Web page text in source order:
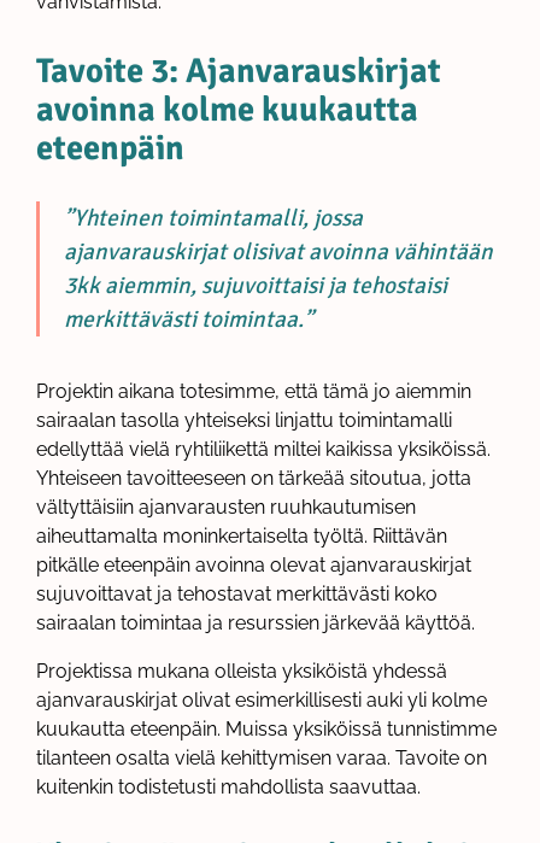
Tavoite 3: Ajanvarauskirjat
avoinna kolme kuukautta
eteenpäin
”Yhteinen toimintamalli, jossa
ajanvarauskirjat olisivat avoinna vähintään
3kk aiemmin, sujuvoittaisi ja tehostaisi
merkittävästi toimintaa.”
Projektin aikana totesimme, että tämä jo aiemmin
sairaalan tasolla yhteiseksi linjattu toimintamalli
edellyttää vielä ryhtiliikettä miltei kaikissa yksiköissä.
Yhteiseen tavoitteeseen on tärkeää sitoutua, jotta
vältyttäisiin ajanvarausten ruuhkautumisen
aiheuttamalta moninkertaiselta työltä. Riittävän
pitkälle eteenpäin avoinna olevat ajanvarauskirjat
sujuvoittavat ja tehostavat merkittävästi koko
sairaalan toimintaa ja resurssien järkevää käyttöä.
Projektissa mukana olleista yksiköistä yhdessä
ajanvarauskirjat olivat esimerkillisesti auki yli kolme
kuukautta eteenpäin. Muissa yksiköissä tunnistimme
tilanteen osalta vielä kehittymisen varaa. Tavoite on
kuitenkin todistetusti mahdollista saavuttaa.